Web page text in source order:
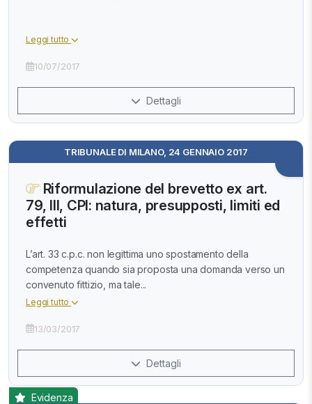
Leggi tutto
10/07/2017
Dettagli
TRIBUNALE DI MILANO, 24 GENNAIO 2017
Riformulazione del brevetto ex art.
79, III, CPI: natura, presupposti, limiti ed
effetti
L’art. 33 c.p.c. non legittima uno spostamento della
competenza quando sia proposta una domanda verso un
convenuto fittizio, ma tale...
Leggi tutto
13/03/2017
Dettagli
Evidenza